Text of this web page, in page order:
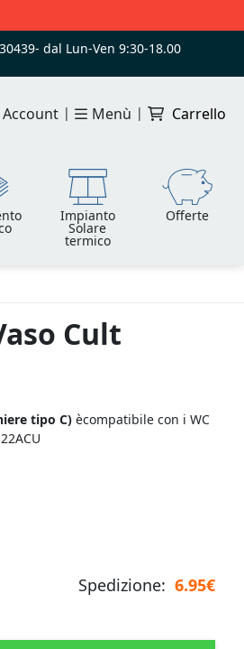
- dal Lun-Ven 9:30-18.00
Account | Menù | Carrello
Impianto
Solare
termico
Offerte
Cult
tipo C) ècompatibile con i WC
Spedizione: 6.95€